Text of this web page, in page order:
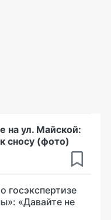
на ул. Майской:
сносу (фото)
госэкспертизе
«Давайте не